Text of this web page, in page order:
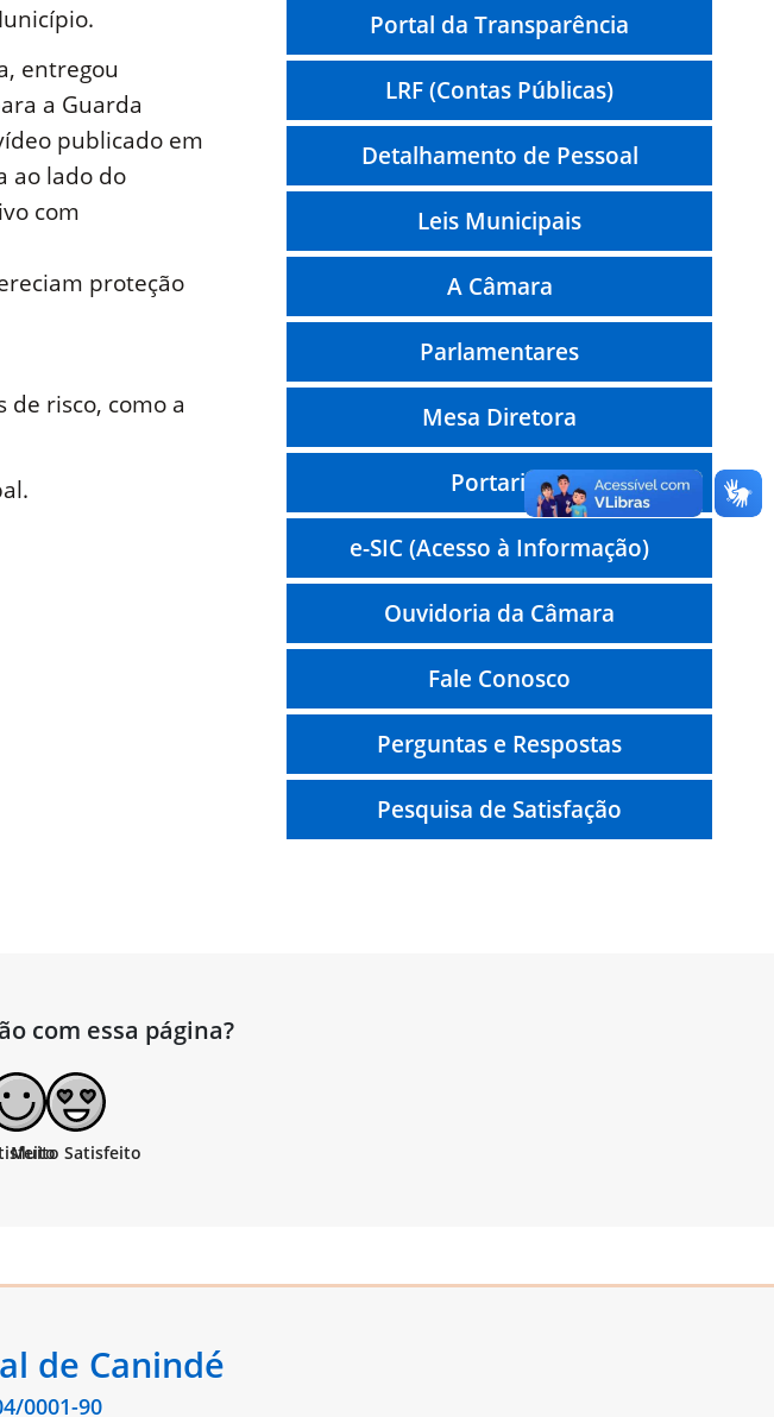
entregou
a Guarda
publicado em
ao lado do
com
proteção
risco, como a
Portal da Transparência
LRF (Contas Públicas)
Detalhamento de Pessoal
Leis Municipais
A Câmara
Parlamentares
Mesa Diretora
Portarias
e-SIC (Acesso à Informação)
Ouvidoria da Câmara
Fale Conosco
Perguntas e Respostas
Pesquisa de Satisfação
com essa página?
de Canindé
0001-90